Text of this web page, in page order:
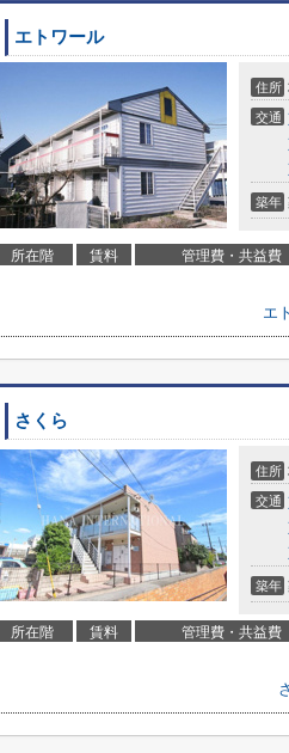
エトワール
住所
交通
築年
所在階 賃料 管理費・共益費
エ
さくら
住所
交通
築年
所在階 賃料 管理費・共益費